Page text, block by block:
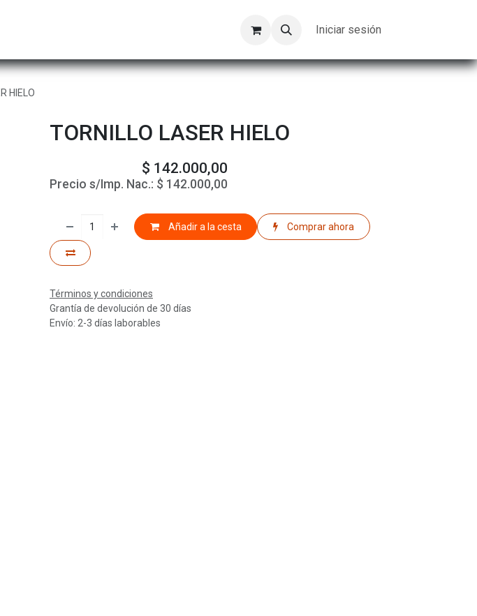
Trabajos Iniciar sesión
HIELO
TORNILLO LASER HIELO
$ 142.000,00
Precio s/Imp. Nac.: $ 142.000,00
Añadir a la cesta Comprar ahora
Términos y condiciones
Grantía de devolución de 30 días
Envío: 2-3 días laborables